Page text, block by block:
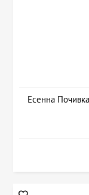
Есенна